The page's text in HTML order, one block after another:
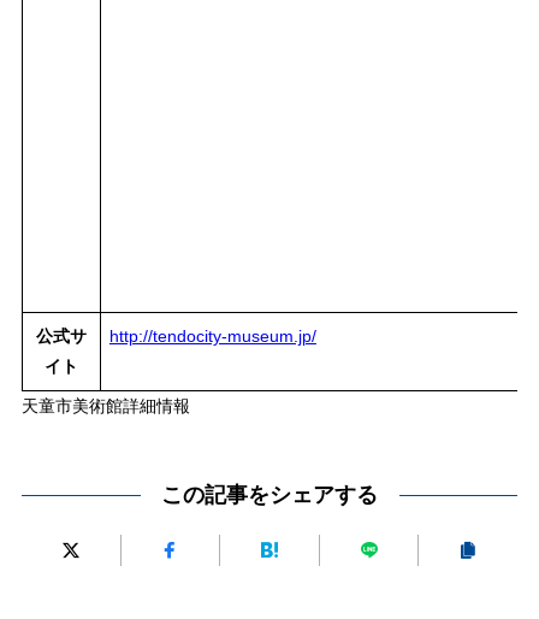
公式サ
イト
http://tendocity-museum.jp/
天童市美術館詳細情報
この記事をシェアする